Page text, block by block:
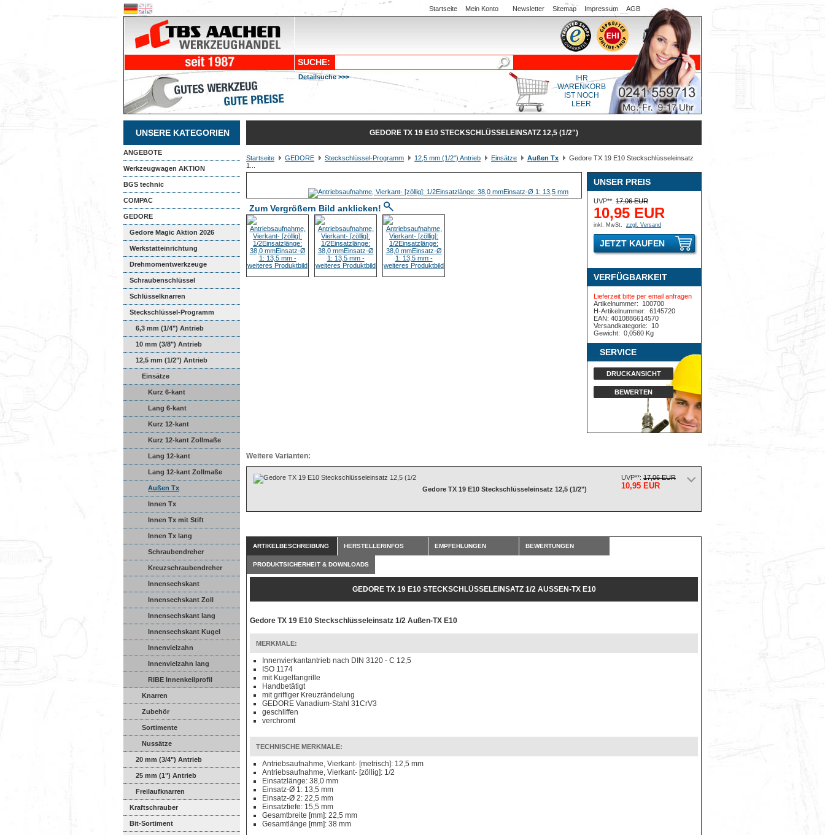
Startseite Mein Konto Newsletter Sitemap Impressum AGB
SUCHE:
Detailsuche >>>
IHR
WARENKORB
IST NOCH
LEER
UNSERE KATEGORIEN
ANGEBOTE
Werkzeugwagen AKTION
BGS technic
COMPAC
GEDORE
Gedore Magic Aktion 2026
Werkstatteinrichtung
Drehmomentwerkzeuge
Schraubenschlüssel
Schlüsselknarren
Steckschlüssel-Programm
6,3 mm (1/4") Antrieb
10 mm (3/8") Antrieb
12,5 mm (1/2") Antrieb
Einsätze
Kurz 6-kant
Lang 6-kant
Kurz 12-kant
Kurz 12-kant Zollmaße
Lang 12-kant
Lang 12-kant Zollmaße
Außen Tx
Innen Tx
Innen Tx mit Stift
Innen Tx lang
Schraubendreher
Kreuzschraubendreher
Innensechskant
Innensechskant Zoll
Innensechskant lang
Innensechskant Kugel
Innenvielzahn
Innenvielzahn lang
RIBE Innenkeilprofil
Knarren
Zubehör
Sortimente
Nussätze
20 mm (3/4") Antrieb
25 mm (1") Antrieb
Freilaufknarren
Kraftschrauber
Bit-Sortiment
GEDORE TX 19 E10 STECKSCHLÜSSELEINSATZ 12,5 (1/2")
Startseite GEDORE Steckschlüssel-Programm 12,5 mm (1/2") Antrieb Einsätze Außen Tx
Gedore TX 19 E10 Steckschlüsseleinsatz
1...
Zum Vergrößern Bild anklicken!
UNSER PREIS
UVP**: 17,06 EUR
10,95 EUR
inkl. MwSt. zzgl. Versand
JETZT KAUFEN
VERFÜGBARKEIT
Lieferzeit bitte per email anfragen
Artikelnummer:
100700
H-Artikelnummer: 6145720
EAN: 4010886614570
Versandkategorie:
10
Gewicht: 0,0560 Kg
SERVICE
DRUCKANSICHT
BEWERTEN
Weitere Varianten:
Gedore TX 19 E10 Steckschlüsseleinsatz 12,5 (1/2")
UVP**: 17,06 EUR
10,95 EUR
ARTIKELBESCHREIBUNG HERSTELLERINFOS EMPFEHLUNGEN BEWERTUNGEN
PRODUKTSICHERHEIT & DOWNLOADS
GEDORE TX 19 E10 STECKSCHLÜSSELEINSATZ 1/2 AUSSEN-TX E10
Gedore TX 19 E10 Steckschlüsseleinsatz 1/2 Außen-TX E10
MERKMALE:
Innenvierkantantrieb nach DIN 3120 - C 12,5
ISO 1174
mit Kugelfangrille
Handbetätigt
mit griffiger Kreuzrändelung
GEDORE Vanadium-Stahl 31CrV3
geschliffen
verchromt
TECHNISCHE MERKMALE:
Antriebsaufnahme, Vierkant- [metrisch]: 12,5 mm
Antriebsaufnahme, Vierkant- [zöllig]: 1/2
Einsatzlänge: 38,0 mm
Einsatz-Ø 1: 13,5 mm
Einsatz-Ø 2: 22,5 mm
Einsatztiefe: 15,5 mm
Gesamtbreite [mm]: 22,5 mm
Gesamtlänge [mm]: 38 mm